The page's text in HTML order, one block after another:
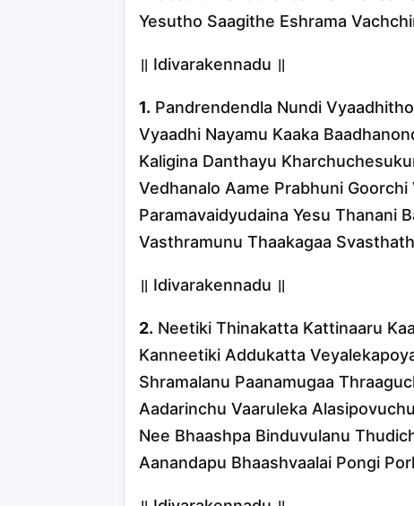
Yesutho Saagithe Eshrama
॥ Idivarakennadu ॥
1. Pandrendendla Nundi
Vyaadhi Nayamu Kaaka
Kaligina Danthayu
Vedhanalo Aame Prabhuni Goorchi
Paramavaidyudaina Yesu Thanani
Vasthramunu Thaakagaa
॥ Idivarakennadu ॥
2. Neetiki Thinakatta Kattinaaru
Kanneetiki Addukatta
Shramalanu Paanamugaa
Aadarinchu Vaaruleka
Nee Bhaashpa Binduvulanu
Aanandapu Bhaashvaalai Pongi